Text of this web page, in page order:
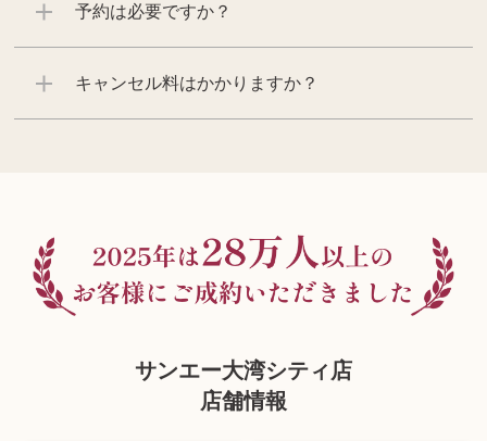
予約は必要ですか？
キャンセル料はかかりますか？
サンエー大湾シティ店
店舗情報